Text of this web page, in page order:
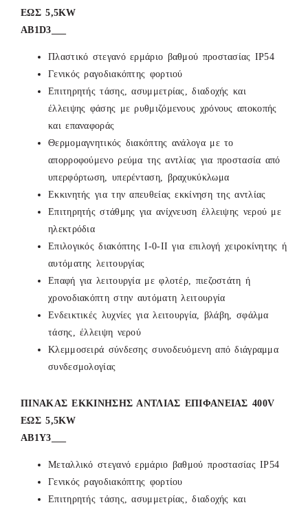
ΕΩΣ 5,5KW
ΑΒ1D3___
Πλαστικό στεγανό ερμάριο βαθμού προστασίας ΙΡ54
Γενικός ραγοδιακόπτης φορτιού
Επιτηρητής τάσης, ασυμμετρίας, διαδοχής και
έλλειψης φάσης με ρυθμιζόμενους χρόνους αποκοπής
και επαναφοράς
Θερμομαγνητικός διακόπτης ανάλογα με το
απορροφούμενο ρεύμα της αντλίας για προστασία από
υπερφόρτωση, υπερένταση, βραχυκύκλωμα
Εκκινητής για την απευθείας εκκίνηση της αντλίας
Επιτηρητής στάθμης για ανίχνευση έλλειψης νερού με
ηλεκτρόδια
Επιλογικός διακόπτης Ι-0-ΙΙ για επιλογή χειροκίνητης ή
αυτόματης λειτουργίας
Επαφή για λειτουργία με φλοτέρ, πιεζοστάτη ή
χρονοδιακόπτη στην αυτόματη λειτουργία
Ενδεικτικές λυχνίες για λειτουργία, βλάβη, σφάλμα
τάσης, έλλειψη νερού
Κλεμμοσειρά σύνδεσης συνοδευόμενη από διάγραμμα
συνδεσμολογίας
ΠΙΝΑΚΑΣ ΕΚΚΙΝΗΣΗΣ ΑΝΤΛΙΑΣ ΕΠΙΦΑΝΕΙΑΣ 400V
ΕΩΣ 5,5KW
ΑB1Y3___
Μεταλλικό στεγανό ερμάριο βαθμού προστασίας ΙΡ54
Γενικός ραγοδιακόπτης φορτίου
Επιτηρητής τάσης, ασυμμετρίας, διαδοχής και